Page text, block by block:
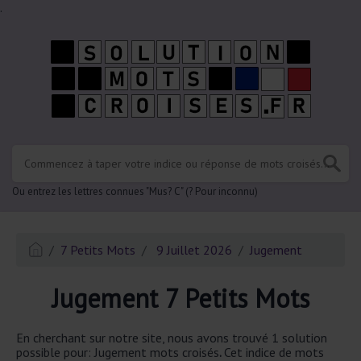
.
Ou entrez les lettres connues "Mus? C" (? Pour inconnu)
7 Petits Mots 9 Juillet 2026 Jugement
Jugement 7 Petits Mots
En cherchant sur notre site, nous avons trouvé 1 solution
possible pour: Jugement mots croisés. Cet indice de mots